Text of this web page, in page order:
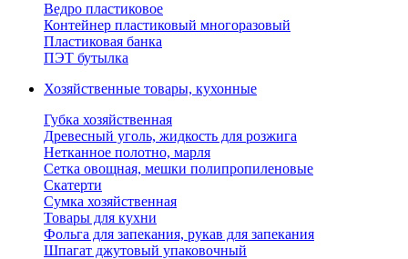
Ведро пластиковое
Контейнер пластиковый многоразовый
Пластиковая банка
ПЭТ бутылка
Хозяйственные товары, кухонные
Губка хозяйственная
Древесный уголь, жидкость для розжига
Нетканное полотно, марля
Сетка овощная, мешки полипропиленовые
Скатерти
Сумка хозяйственная
Товары для кухни
Фольга для запекания, рукав для запекания
Шпагат джутовый упаковочный